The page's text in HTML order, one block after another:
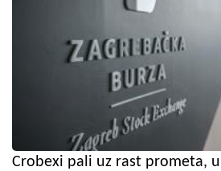
Crobexi pali uz rast prometa,